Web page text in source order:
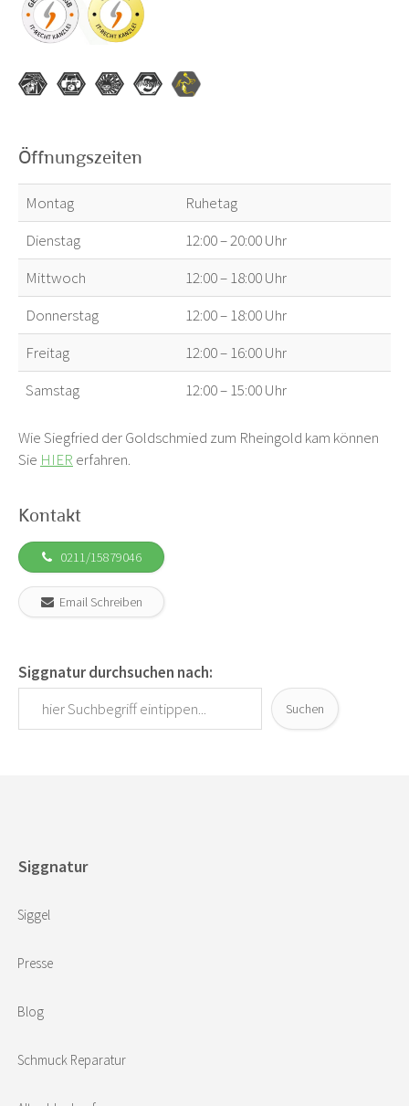
Öffnungszeiten
Montag
Ruhetag
Dienstag
12:00 – 20:00 Uhr
Mittwoch
12:00 – 18:00 Uhr
Donnerstag
12:00 – 18:00 Uhr
Freitag
12:00 – 16:00 Uhr
Samstag
12:00 – 15:00 Uhr
Wie Siegfried der Goldschmied zum Rheingold kam können
Sie HIER erfahren.
Kontakt
0211/15879046
Email Schreiben
Siggnatur durchsuchen nach:
Suchen
Siggnatur
Siggel
Presse
Blog
Schmuck Reparatur